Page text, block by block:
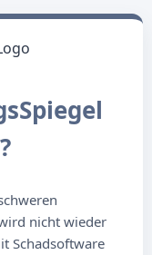
nicht wieder
Schadsoftware